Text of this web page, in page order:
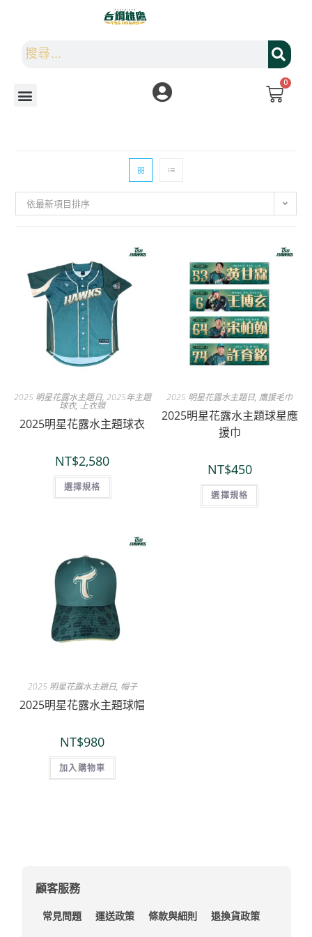
0
依最新項目排序
2025 明星花露水主題日, 2025年主題
球衣, 上衣類
2025明星花露水主題球衣
NT$2,580
選擇規格
2025 明星花露水主題日, 鷹援毛巾
2025明星花露水主題球星應
援巾
NT$450
選擇規格
2025 明星花露水主題日, 帽子
2025明星花露水主題球帽
NT$980
加入購物車
顧客服務
常見問題 運送政策 條款與細則 退換貨政策